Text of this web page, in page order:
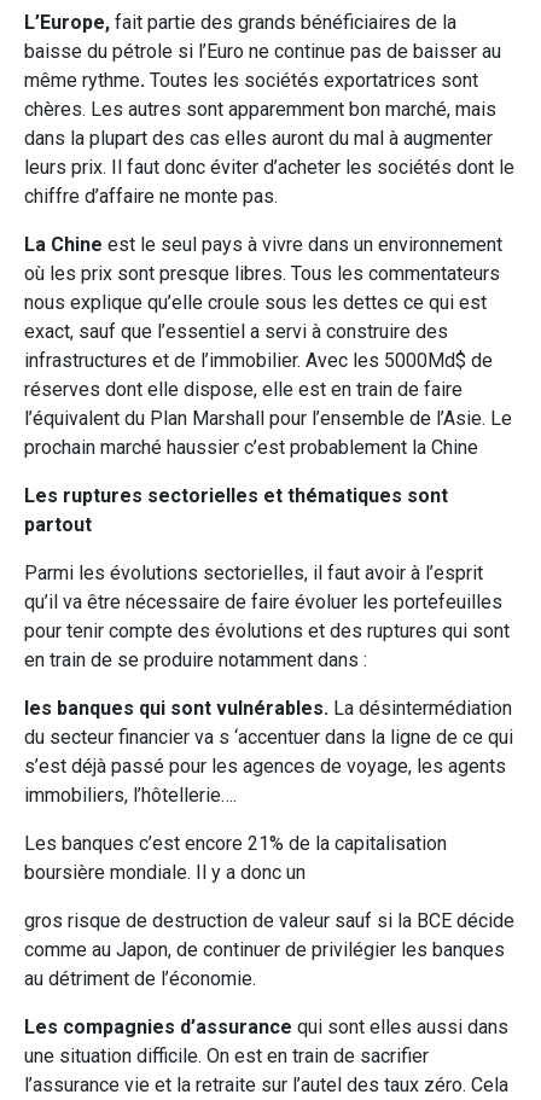
L’Europe, fait partie des grands bénéficiaires de la
baisse du pétrole si l’Euro ne continue pas de baisser au
même rythme. Toutes les sociétés exportatrices sont
chères. Les autres sont apparemment bon marché, mais
dans la plupart des cas elles auront du mal à augmenter
leurs prix. Il faut donc éviter d’acheter les sociétés dont le
chiffre d’affaire ne monte pas.
La Chine est le seul pays à vivre dans un environnement
où les prix sont presque libres. Tous les commentateurs
nous explique qu’elle croule sous les dettes ce qui est
exact, sauf que l’essentiel a servi à construire des
infrastructures et de l’immobilier. Avec les 5000Md$ de
réserves dont elle dispose, elle est en train de faire
l’équivalent du Plan Marshall pour l’ensemble de l’Asie. Le
prochain marché haussier c’est probablement la Chine
Les ruptures sectorielles et thématiques sont
partout
Parmi les évolutions sectorielles, il faut avoir à l’esprit
qu’il va être nécessaire de faire évoluer les portefeuilles
pour tenir compte des évolutions et des ruptures qui sont
en train de se produire notamment dans :
les banques qui sont vulnérables. La désintermédiation
du secteur financier va s ‘accentuer dans la ligne de ce qui
s’est déjà passé pour les agences de voyage, les agents
immobiliers, l’hôtellerie….
Les banques c’est encore 21% de la capitalisation
boursière mondiale. Il y a donc un
gros risque de destruction de valeur sauf si la BCE décide
comme au Japon, de continuer de privilégier les banques
au détriment de l’économie.
Les compagnies d’assurance qui sont elles aussi dans
une situation difficile. On est en train de sacrifier
l’assurance vie et la retraite sur l’autel des taux zéro. Cela